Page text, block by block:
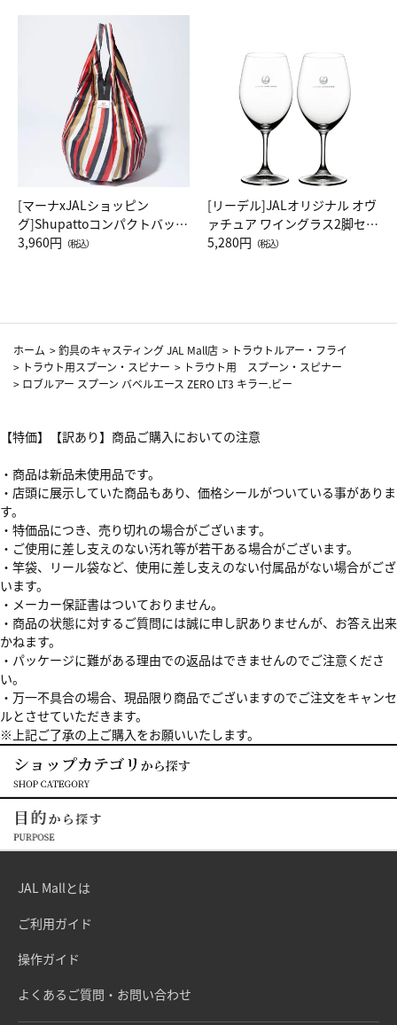
[マーナxJALショッピン
グ]Shupattoコンパクトバッグ
Drop JAL客室乗務員（LC）ス
3,960円 （税込）
[リーデル]JALオリジナル オヴ
ァチュア ワイングラス2脚セッ
ト（レッドワイン）
5,280円 （税込）
ホーム >釣具のキャスティング JAL Mall店 > トラウトルアー・フライ
> トラウト用スプーン・スピナー > トラウト用 スプーン・スピナー
> ロブルアー スプーン バベルエース ZERO LT3 キラー.ビー
【特価】【訳あり】商品ご購入においての注意
・商品は新品未使用品です。
・店頭に展示していた商品もあり、価格シールがついている事がありま
す。
・特価品につき、売り切れの場合がございます。
・ご使用に差し支えのない汚れ等が若干ある場合がございます。
・竿袋、リール袋など、使用に差し支えのない付属品がない場合がござ
います。
・メーカー保証書はついておりません。
・商品の状態に対するご質問には誠に申し訳ありませんが、お答え出来
かねます。
・パッケージに難がある理由での返品はできませんのでご注意くださ
い。
・万一不具合の場合、現品限り商品でございますのでご注文をキャンセ
ルとさせていただきます。
※上記ご了承の上ご購入をお願いいたします。
JAL Mallとは
ご利用ガイド
操作ガイド
よくあるご質問・お問い合わせ